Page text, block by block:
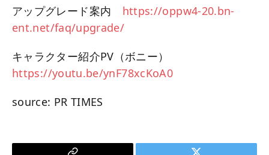
アップグレード案内 https://oppw4-20.bn-
ent.net/faq/upgrade/
キャラクター紹介PV（ボニー）
https://youtu.be/ynF78xcKoA0
source: PR TIMES